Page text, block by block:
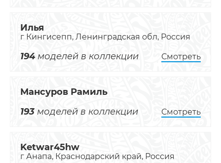
Илья
г Кингисепп, Ленинградская обл, Россия
194моделей в коллекции Смотреть
Мансуров Рамиль
193 моделей в коллекции Смотреть
Ketwar45hw
г Анапа, Краснодарский край, Россия